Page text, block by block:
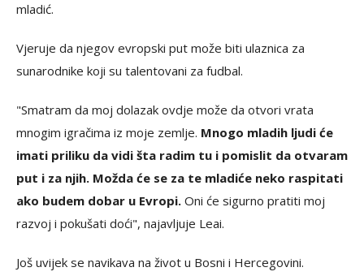
mladić.
Vjeruje da njegov evropski put može biti ulaznica za
sunarodnike koji su talentovani za fudbal.
"Smatram da moj dolazak ovdje može da otvori vrata
mnogim igračima iz moje zemlje. Mnogo mladih ljudi će
imati priliku da vidi šta radim tu i pomislit da otvaram
put i za njih. Možda će se za te mladiće neko raspitati
ako budem dobar u Evropi. Oni će sigurno pratiti moj
razvoj i pokušati doći", najavljuje Leai.
Još uvijek se navikava na život u Bosni i Hercegovini.